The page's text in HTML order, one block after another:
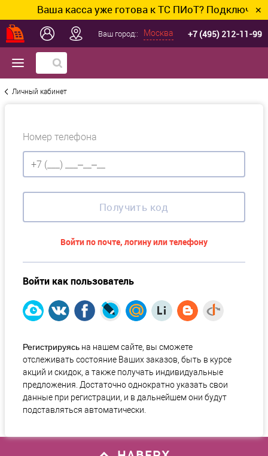
Ваша касса уже готова к ТС ПИоТ? Подключим✕
Ваш город:: Москва +7 (495) 212-11-99
Личный кабинет
Номер телефона
Получить код
Войти по почте, логину или телефону
Войти как пользователь
Регистрируясь на нашем сайте, вы сможете
отслеживать состояние Ваших заказов, быть в курсе
акций и скидок, а также получать индивидуальные
предложения. Достаточно однократно указать свои
данные при регистрации, и в дальнейшем они будут
подставляться автоматически.